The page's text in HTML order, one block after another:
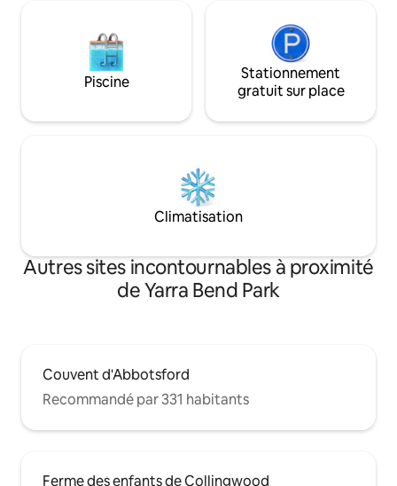
Piscine
Stationnement
gratuit sur place
Climatisation
Autres sites incontournables à proximité
de Yarra Bend Park
Couvent d'Abbotsford
Recommandé par 331 habitants
Ferme des enfants de Collingwood